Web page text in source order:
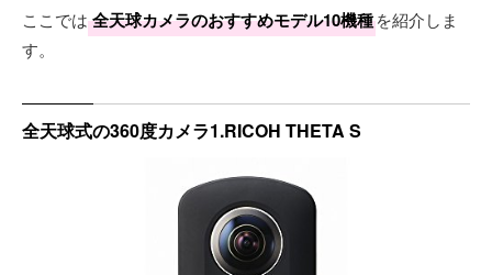
ここでは 全天球カメラのおすすめモデル10機種を紹介しま
す。
全天球式の360度カメラ1.RICOH THETA S